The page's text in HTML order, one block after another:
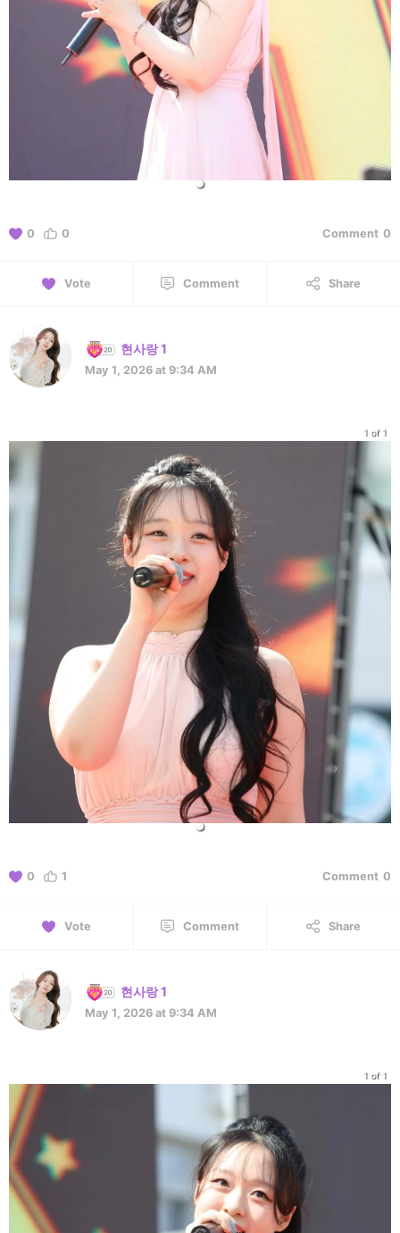
0 0 Comment 0
Vote Comment Share
현사랑 1
May 1, 2026 at 9:34 AM
1 of 1
0 1 Comment 0
Vote Comment Share
현사랑 1
May 1, 2026 at 9:34 AM
1 of 1